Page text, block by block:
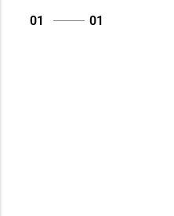
01 01